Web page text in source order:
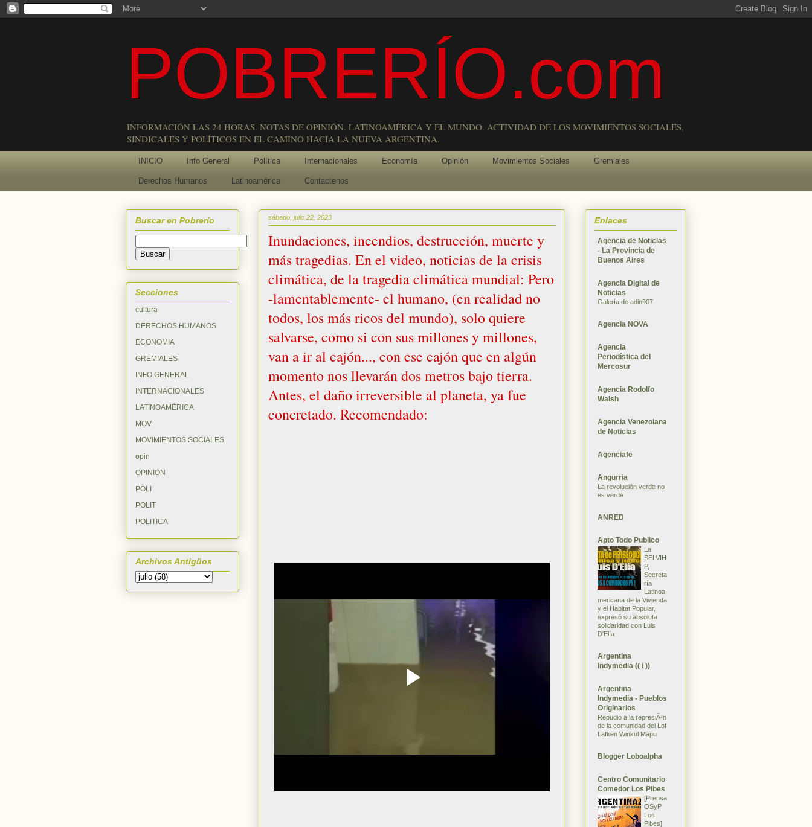
POBRERÍO.com
INFORMACIÓN LAS 24 HORAS. NOTAS DE OPINIÓN. LATINOAMÉRICA Y EL MUNDO. ACTIVIDAD DE LOS MOVIMIENTOS SOCIALES,
SINDICALES Y POLÍTICOS EN EL CAMINO HACIA LA NUEVA ARGENTINA.
INICIO Info General Política Internacionales Economía Opinión Movimientos Sociales Gremiales
Derechos Humanos Latinoamérica Contactenos
sábado, julio 22, 2023
Inundaciones, incendios, destrucción, muerte y
más tragedias. En el video, noticias de la crisis
climática, de la tragedia climática mundial: Pero
-lamentablemente- el humano, (en realidad no
todos, los más ricos del mundo), solo quiere
salvarse, como si con sus millones y millones,
van a ir al cajón..., con ese cajón que en algún
momento nos llevarán dos metros bajo tierra.
Antes, el daño irreversible al planeta, ya fue
concretado. Recomendado:
Buscar en Pobrerío
Secciones
cultura
DERECHOS HUMANOS
ECONOMIA
GREMIALES
INFO.GENERAL
INTERNACIONALES
LATINOAMÉRICA
MOV
MOVIMIENTOS SOCIALES
opin
OPINION
POLI
POLIT
POLITICA
Archivos Antigüos
Enlaces
Agencia de Noticias
- La Provincia de
Buenos Aires
Agencia Digital de
Noticias
Galería de adin907
Agencia NOVA
Agencia
Periodística del
Mercosur
Agencia Rodolfo
Walsh
Agencia Venezolana
de Noticias
Agenciafe
Angurria
La revolución verde no
es verde
ANRED
Apto Todo Publico
La
SELVIH
P,
Secreta
ría
Latinoa
mericana de la Vivienda
y el Habitat Popular,
expresó su absoluta
solidaridad con Luis
D'Elía
Argentina
Indymedia (( i ))
Argentina
Indymedia - Pueblos
Originarios
Repudio a la represiÃ³n
de la comunidad del Lof
Lafken Winkul Mapu
Blogger Loboalpha
Centro Comunitario
Comedor Los Pibes
[Prensa
OSyP
Los
Pibes]